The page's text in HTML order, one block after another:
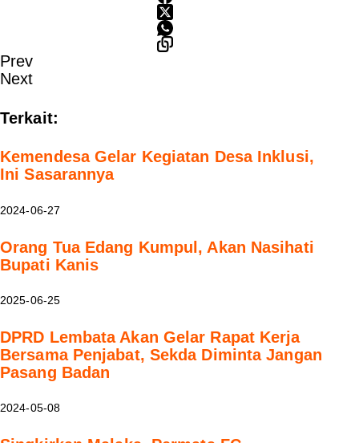
Prev
Next
Terkait:
Kemendesa Gelar Kegiatan Desa Inklusi,
Ini Sasarannya
2024-06-27
Orang Tua Edang Kumpul, Akan Nasihati
Bupati Kanis
2025-06-25
DPRD Lembata Akan Gelar Rapat Kerja
Bersama Penjabat, Sekda Diminta Jangan
Pasang Badan
2024-05-08